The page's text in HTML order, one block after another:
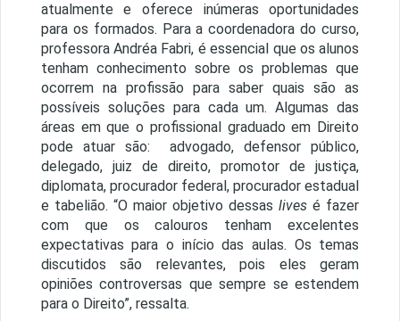
atualmente e oferece inúmeras oportunidades
para os formados. Para a coordenadora do curso,
professora Andréa Fabri, é essencial que os alunos
tenham conhecimento sobre os problemas que
ocorrem na profissão para saber quais são as
possíveis soluções para cada um. Algumas das
áreas em que o profissional graduado em Direito
pode atuar são: advogado, defensor público,
delegado, juiz de direito, promotor de justiça,
diplomata, procurador federal, procurador estadual
e tabelião. “O maior objetivo dessaslives é fazer
com que os calouros tenham excelentes
expectativas para o início das aulas. Os temas
discutidos são relevantes, pois eles geram
opiniões controversas que sempre se estendem
para o Direito”, ressalta.